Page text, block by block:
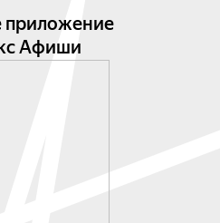
приложение
Афиши